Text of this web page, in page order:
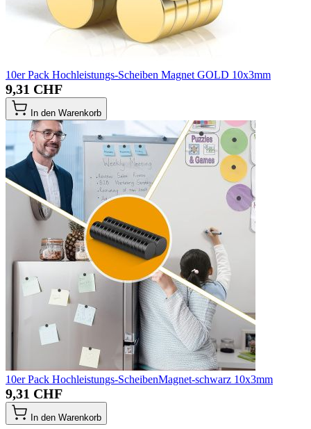
10er Pack Hochleistungs-Scheiben Magnet GOLD 10x3mm
9,31 CHF
In den Warenkorb
10er Pack Hochleistungs-ScheibenMagnet-schwarz 10x3mm
9,31 CHF
In den Warenkorb